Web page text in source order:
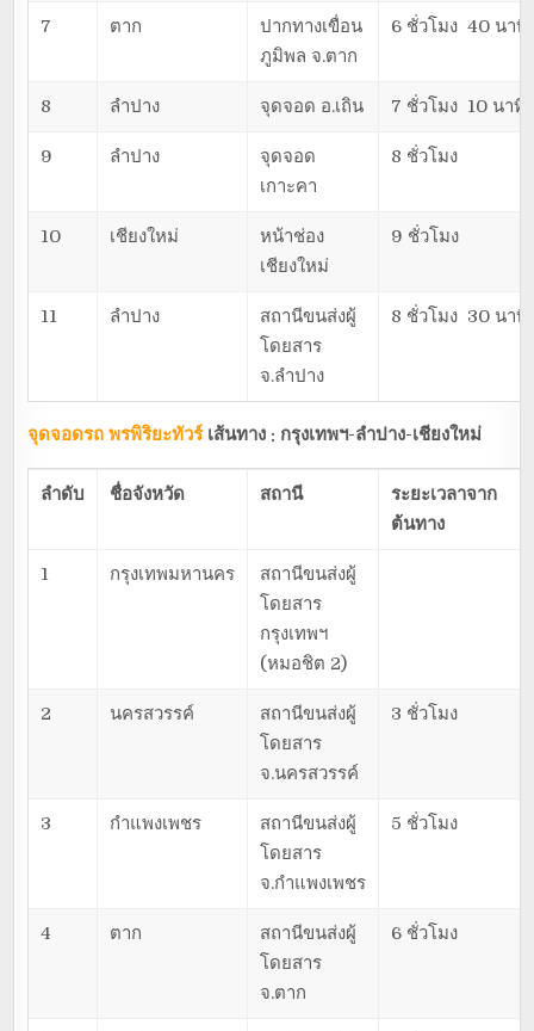
7 ตาก
ปากทางเขื่อน
ภูมิพล จ.ตาก
6 ชั่วโมง 40 นาที
8 ลำปาง จุดจอด อ.เถิน 7 ชั่วโมง 10 นาที
9 ลำปาง
จุดจอด
เกาะคา
8 ชั่วโมง
10 เชียงใหม่
หน้าช่อง
เชียงใหม่
9 ชั่วโมง
11 ลำปาง
สถานีขนส่งผู้
โดยสาร
จ.ลำปาง
8 ชั่วโมง 30 นาที
จุดจอดรถ พรพิริยะทัวร์เส้นทาง : กรุงเทพฯ-ลำปาง-เชียงใหม่
ลำดับ ชื่อจังหวัด สถานี
ระยะเวลาจาก
ต้นทาง
1 กรุงเทพมหานคร
สถานีขนส่งผู้
โดยสาร
กรุงเทพฯ
(หมอชิต 2)
2 นครสวรรค์
สถานีขนส่งผู้
โดยสาร
จ.นครสวรรค์
3 ชั่วโมง
3 กำแพงเพชร
สถานีขนส่งผู้
โดยสาร
จ.กำแพงเพชร
5 ชั่วโมง
4 ตาก
สถานีขนส่งผู้
โดยสาร
จ.ตาก
6 ชั่วโมง